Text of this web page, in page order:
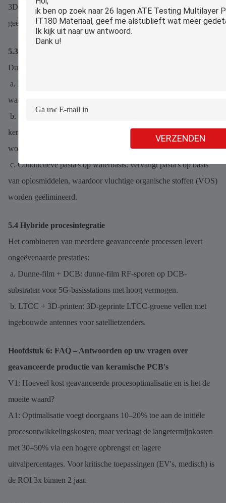
VERZENDEN
3D-geprint keramiek, waardoor zeefdrukstappen worden
geëlimineerd.
5.3 Groene productie-optimalisatie
Duurzaamheid wordt een belangrijke drijfveer:
a. Magnetronsintering: vervangt traditionele elektrische ovens,
waardoor het energieverbruik met 30% wordt verminderd.
b. Gerecycled keramisch poeder: hergebruikt 70% van het
keramische afval, waardoor de ecologische voetafdruk met 25%
wordt verkleind.
c. Conductieve pasta's op waterbasis: vervangt pasta's op basis
van oplosmiddelen, waardoor vluchtige organische stoffen (VOS)
worden geëlimineerd.
5.4 Hybride procesintegratie
Het combineren van meerdere geavanceerde processen levert
ongeëvenaarde prestaties:
a. Dunne-film + DCB: dunne-film RF-sporen op DCB-
substraten voor 5G-basisstations met hoog vermogen.
b. LTCC + 3D-printen: 3D-geprinte LTCC-groene vellen met
ingebouwde antennes voor satellietzenders.
Hoofdstuk 6: FAQ – Antwoorden op uw vragen over
geavanceerde productie van keramische PCB's
V1: Hoeveel kost geavanceerde procesoptimalisatie en is het de
moeite waard?
A1: Optimalisatie voegt doorgaans 10–20% toe aan de initiële
procesontwikkelingskosten, maar verlaagt de langetermijnkosten
met 30–50% via een hogere opbrengst en lagere
uitvalpercentages. Voor kritische toepassingen (EV's, medisch) is
de ROI 3x binnen 2 jaar.